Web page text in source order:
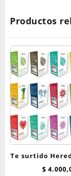
Productos
Te surtido
Clasico
$